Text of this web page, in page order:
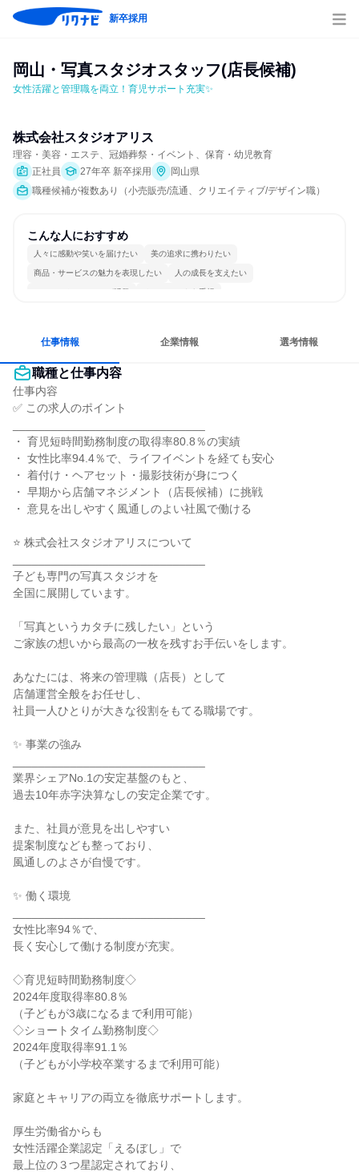
新卒採用
岡山・写真スタジオスタッフ(店長候補)
女性活躍と管理職を両立！育児サポート充実✨
株式会社スタジオアリス
理容・美容・エステ、冠婚葬祭・イベント、保育・幼児教育
正社員
27年卒 新卒採用
岡山県
職種候補が複数あり（小売販売/流通、クリエイティブ/デザイン職）
こんな人におすすめ
人々に感動や笑いを届けたい 美の追求に携わりたい
商品・サービスの魅力を表現したい 人の成長を支えたい
コミュニケーションが活発 チームワークを重視
仕事情報 企業情報 選考情報
職種と仕事内容
仕事内容
✅ この求人のポイント
・ 育児短時間勤務制度の取得率80.8％の実績
・ 女性比率94.4％で、ライフイベントを経ても安心
・ 着付け・ヘアセット・撮影技術が身につく
・ 早期から店舗マネジメント（店長候補）に挑戦
・ 意見を出しやすく風通しのよい社風で働ける
⭐ 株式会社スタジオアリスについて
子ども専門の写真スタジオを
全国に展開しています。
「写真というカタチに残したい」という
ご家族の想いから最高の一枚を残すお手伝いをします。
あなたには、将来の管理職（店長）として
店舗運営全般をお任せし、
社員一人ひとりが大きな役割をもてる職場です。
✨ 事業の強み
業界シェアNo.1の安定基盤のもと、
過去10年赤字決算なしの安定企業です。
また、社員が意見を出しやすい
提案制度なども整っており、
風通しのよさが自慢です。
✨ 働く環境
女性比率94％で、
長く安心して働ける制度が充実。
◇育児短時間勤務制度◇
2024年度取得率80.8％
（子どもが3歳になるまで利用可能）
◇ショートタイム勤務制度◇
2024年度取得率91.1％
（子どもが小学校卒業するまで利用可能）
家庭とキャリアの両立を徹底サポートします。
厚生労働省からも
女性活躍企業認定「えるぼし」で
最上位の３つ星認定されており、